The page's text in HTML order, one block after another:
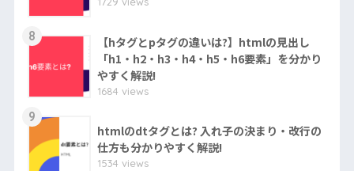
8
【hタグとpタグの違いは?】htmlの見出し
「h1・h2・h3・h4・h5・h6要素」を分かり
やすく解説!
1684 views
9
htmlのdtタグとは? 入れ子の決まり・改行の
仕方も分かりやすく解説!
1534 views